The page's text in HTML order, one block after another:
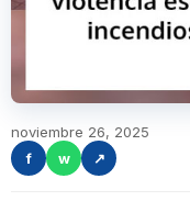
noviembre 26, 2025
f
w ↗